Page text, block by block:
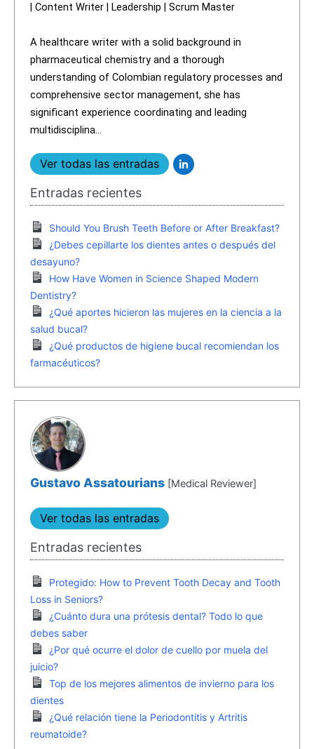
| Content Writer | Leadership | Scrum Master
A healthcare writer with a solid background in
pharmaceutical chemistry and a thorough
understanding of Colombian regulatory processes and
comprehensive sector management, she has
significant experience coordinating and leading
multidisciplina...
Ver todas las entradas
Entradas recientes
Should You Brush Teeth Before or After Breakfast?
¿Debes cepillarte los dientes antes o después del
desayuno?
How Have Women in Science Shaped Modern
Dentistry?
¿Qué aportes hicieron las mujeres en la ciencia a la
salud bucal?
¿Qué productos de higiene bucal recomiendan los
farmacéuticos?
Gustavo Assatourians[Medical Reviewer]
Ver todas las entradas
Entradas recientes
Protegido: How to Prevent Tooth Decay and Tooth
Loss in Seniors?
¿Cuánto dura una prótesis dental? Todo lo que
debes saber
¿Por qué ocurre el dolor de cuello por muela del
juicio?
Top de los mejores alimentos de invierno para los
dientes
¿Qué relación tiene la Periodontitis y Artritis
reumatoide?